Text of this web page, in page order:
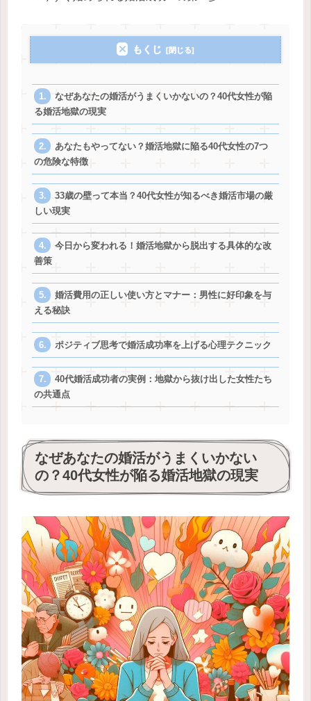
もくじ
なぜあなたの婚活がうまくいかないの？40代女性が陥
る婚活地獄の現実
あなたもやってない？婚活地獄に陥る40代女性の7つ
の危険な特徴
33歳の壁って本当？40代女性が知るべき婚活市場の厳
しい現実
今日から変われる！婚活地獄から脱出する具体的な改
善策
婚活費用の正しい使い方とマナー：男性に好印象を与
える秘訣
ポジティブ思考で婚活成功率を上げる心理テクニック
40代婚活成功者の実例：地獄から抜け出した女性たち
の共通点
なぜあなたの婚活がうまくいかない
の？40代女性が陥る婚活地獄の現実